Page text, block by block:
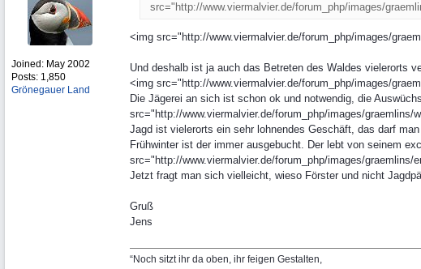
Joined: May 2002
Posts: 1,850
Grönegauer Land
src="http://www.viermalvier.de/forum_php/images/
<img src="http://www.viermalvier.de/forum_php/images/
Und deshalb ist ja auch das Betreten des Waldes vielerorts
<img src="http://www.viermalvier.de/forum_php/images/
Die Jägerei an sich ist schon ok und notwendig, die
src="http://www.viermalvier.de/forum_php/images/graemlins/
Jagd ist vielerorts ein sehr lohnendes Geschäft, das darf
Frühwinter ist der immer ausgebucht. Der lebt von seinem
src="http://www.viermalvier.de/forum_php/images/graemlins/
Jetzt fragt man sich vielleicht, wieso Förster und nicht
Gruß
Jens
“Noch sitzt ihr da oben, ihr feigen Gestalten,